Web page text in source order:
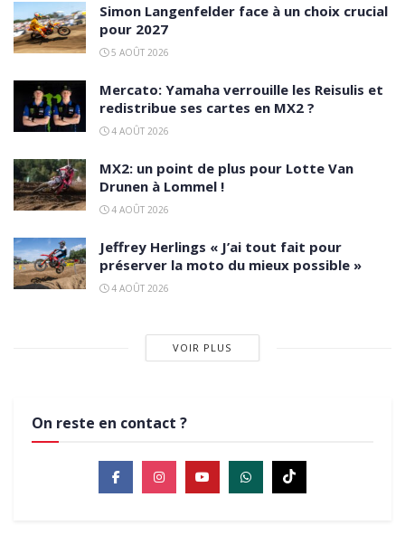
Simon Langenfelder face à un choix crucial
pour 2027
5 AOÛT 2026
Mercato: Yamaha verrouille les Reisulis et
redistribue ses cartes en MX2 ?
4 AOÛT 2026
MX2: un point de plus pour Lotte Van
Drunen à Lommel !
4 AOÛT 2026
Jeffrey Herlings « J’ai tout fait pour
préserver la moto du mieux possible »
4 AOÛT 2026
VOIR PLUS
On reste en contact ?